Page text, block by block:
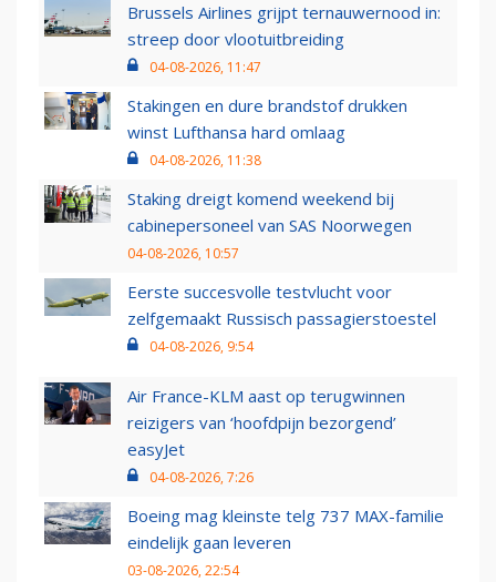
Brussels Airlines grijpt ternauwernood in:
streep door vlootuitbreiding
04-08-2026, 11:47
Stakingen en dure brandstof drukken
winst Lufthansa hard omlaag
04-08-2026, 11:38
Staking dreigt komend weekend bij
cabinepersoneel van SAS Noorwegen
04-08-2026, 10:57
Eerste succesvolle testvlucht voor
zelfgemaakt Russisch passagierstoestel
04-08-2026, 9:54
Air France-KLM aast op terugwinnen
reizigers van ‘hoofdpijn bezorgend’
easyJet
04-08-2026, 7:26
Boeing mag kleinste telg 737 MAX-familie
eindelijk gaan leveren
03-08-2026, 22:54